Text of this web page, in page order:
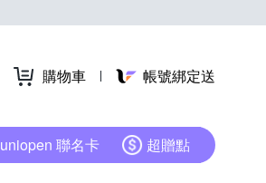
購物車 帳號綁定送
uniopen 聯名卡 超贈點